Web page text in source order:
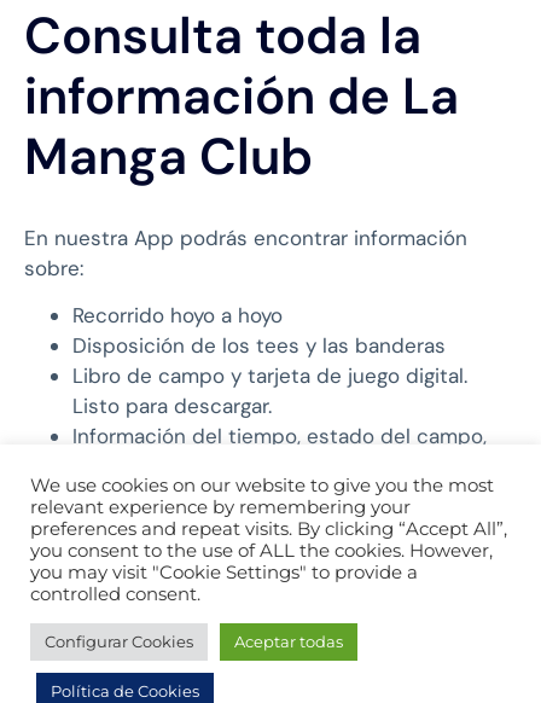
Consulta toda la
información de La
Manga Club
En nuestra App podrás encontrar información
sobre:
Recorrido hoyo a hoyo
Disposición de los tees y las banderas
Libro de campo y tarjeta de juego digital.
Listo para descargar.
Información del tiempo, estado del campo,
Conocer las próximas salidas y los resultados.
We use cookies on our website to give you the most
relevant experience by remembering your
preferences and repeat visits. By clicking “Accept All”,
you consent to the use of ALL the cookies. However,
you may visit "Cookie Settings" to provide a
controlled consent.
Configurar Cookies Aceptar todas
Política de Cookies